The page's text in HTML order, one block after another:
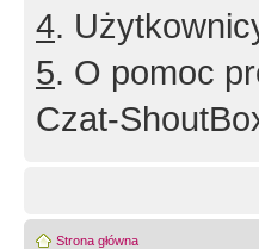
4.
5. O pomoc
Czat-
Strona główna